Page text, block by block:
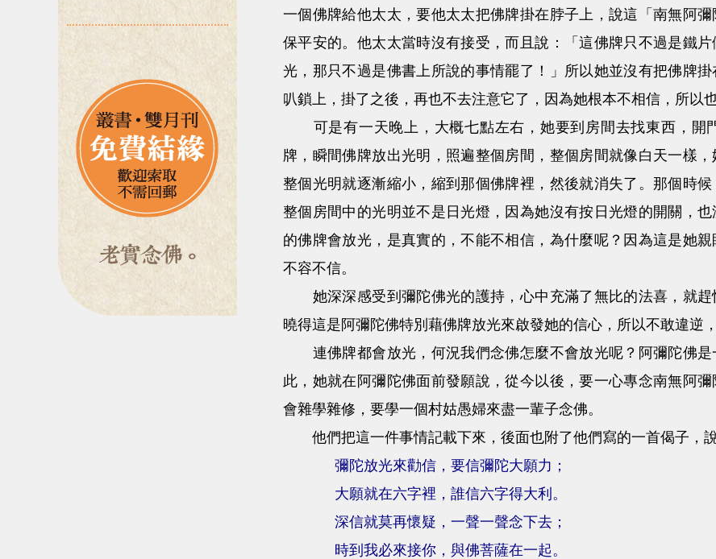
一個佛牌給他太太，要他太太把佛牌掛在脖子上，說這「南無阿
保平安的。他太太當時沒有接受，而且說：「這佛牌只不過是鐵
光，那只不過是佛書上所說的事情罷了！」所以她並沒有把佛牌
叭鎖上，掛了之後，再也不去注意它了，因為她根本不相信，所以也
可是有一天晚上，大概七點左右，她要到房間去找東西，開
牌，瞬間佛牌放出光明，照遍整個房間，整個房間就像白天一樣
整個光明就逐漸縮小，縮到那個佛牌裡，然後就消失了。那個時
整個房間中的光明並不是日光燈，因為她沒有按日光燈的開關，
的佛牌會放光，是真實的，不能不相信，為什麼呢？因為這是她
不容不信。
她深深感受到彌陀佛光的護持，心中充滿了無比的法喜，就趕
曉得這是阿彌陀佛特別藉佛牌放光來啟發她的信心，所以不敢違逆
連佛牌都會放光，何況我們念佛怎麼不會放光呢？阿彌陀佛是
此，她就在阿彌陀佛面前發願說，從今以後，要一心專念南無阿
會雜學雜修，要學一個村姑愚婦來盡一輩子念佛。
他們把這一件事情記載下來，後面也附了他們寫的一首偈子，說
彌陀放光來勸信，要信彌陀大願力；
大願就在六字裡，誰信六字得大利。
深信就莫再懷疑，一聲一聲念下去；
時到我必來接你，與佛菩薩在一起。